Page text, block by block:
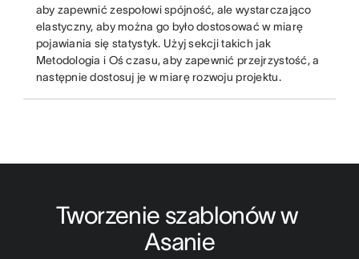
aby zapewnić zespołowi spójność, ale wystarczająco
elastyczny, aby można go było dostosować w miarę
pojawiania się statystyk. Użyj sekcji takich jak
Metodologia i Oś czasu, aby zapewnić przejrzystość, a
następnie dostosuj je w miarę rozwoju projektu.
Tworzenie szablonów w
Asanie